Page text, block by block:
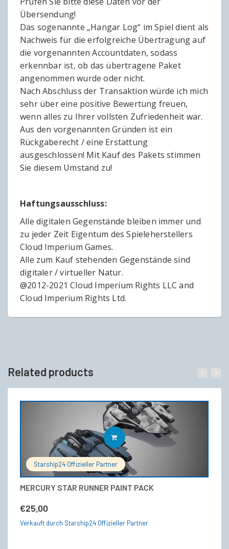
Übersendung!
Das sogenannte „Hangar Log“ im Spiel dient als
Nachweis für die erfolgreiche Übertragung auf
die vorgenannten Accountdaten, sodass
erkennbar ist, ob das übertragene Paket
angenommen wurde oder nicht.
Nach Abschluss der Transaktion würde ich mich
sehr über eine positive Bewertung freuen,
wenn alles zu Ihrer vollsten Zufriedenheit war.
Aus den vorgenannten Gründen ist ein
Rückgaberecht / eine Erstattung
ausgeschlossen! Mit Kauf des Pakets stimmen
Sie diesem Umstand zu!
Haftungsausschluss:
Alle digitalen Gegenstände bleiben immer und
zu jeder Zeit Eigentum des Spieleherstellers
Cloud Imperium Games.
Alle zum Kauf stehenden Gegenstände sind
digitaler / virtueller Natur.
@2012-2021 Cloud Imperium Rights LLC and
Cloud Imperium Rights Ltd.
Related products
Starship24 Offizieller Partner
MERCURY STAR RUNNER PAINT PACK
€25,00
IN DEN WARENKORB
Verkauft durch Starship24 Offizieller Partner